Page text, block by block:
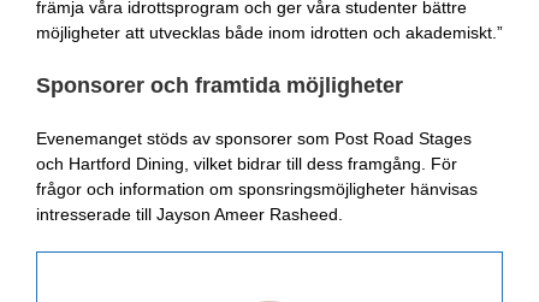
främja våra idrottsprogram och ger våra studenter bättre
möjligheter att utvecklas både inom idrotten och akademiskt.”
Sponsorer och framtida möjligheter
Evenemanget stöds av sponsorer som Post Road Stages
och Hartford Dining, vilket bidrar till dess framgång. För
frågor och information om sponsringsmöjligheter hänvisas
intresserade till Jayson Ameer Rasheed.